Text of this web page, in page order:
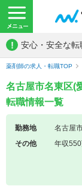
! 安心・安全な転
薬剤師の求人・転職TOP
名古屋市名東区(
転職情報一覧
勤務地
名古屋
その他
年収